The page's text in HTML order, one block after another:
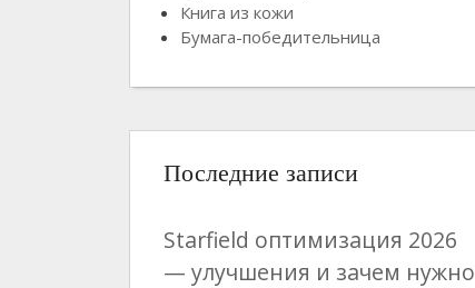
Книга из кожи
Бумага-победительница
Последние записи
Starfield оптимизация 2026
— улучшения и зачем нужно